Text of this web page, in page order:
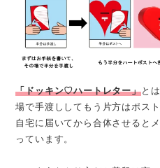
「ドッキン♡ハートレター」と
場で手渡ししてもう片方はポス
自宅に届いてから合体させると
っています。